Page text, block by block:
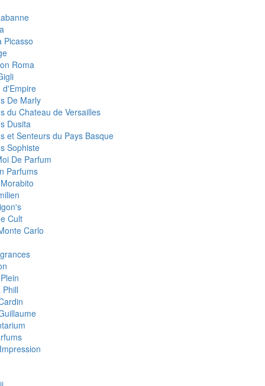
Picasso
Roma
d'Empire
De Marly
du Chateau de Versailles
Dusita
et Senteurs du Pays Basque
Sophiste
De Parfum
Parfums
Cult
Carlo
Phill